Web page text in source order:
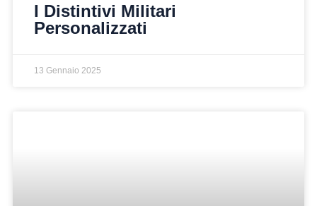
I Distintivi Militari
Personalizzati
13 Gennaio 2025